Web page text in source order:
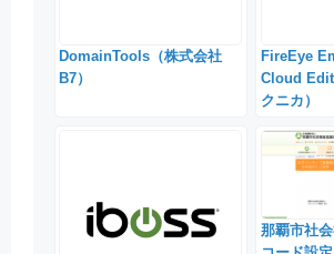
DomainTools（株式会社
B7）
FireEye
Cloud
クニカ）
那覇市社